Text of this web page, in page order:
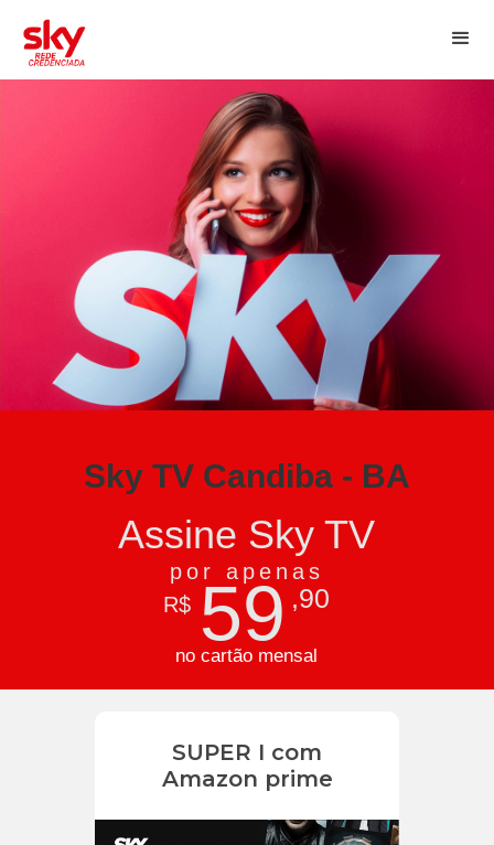
Sky TV Candiba - BA
Assine Sky TV
por apenas
R$ 59 ,90
no cartão mensal
SUPER I com
Amazon prime